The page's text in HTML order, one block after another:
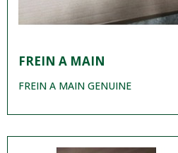
FREIN A MAIN
FREIN A MAIN GENUINE